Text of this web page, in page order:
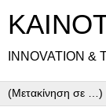
INNOVATION &